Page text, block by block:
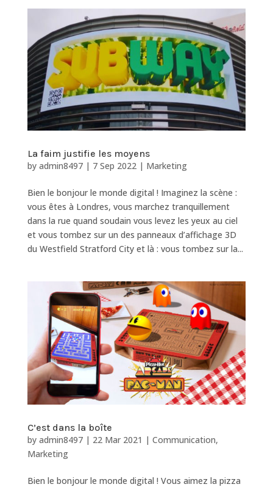
La faim justifie les moyens
by admin8497| 7 Sep 2022| Marketing
Bien le bonjour le monde digital ! Imaginez la scène :
vous êtes à Londres, vous marchez tranquillement
dans la rue quand soudain vous levez les yeux au ciel
et vous tombez sur un des panneaux d’affichage 3D
du Westfield Stratford City et là : vous tombez sur la...
C’est dans la boîte
by admin8497| 22 Mar 2021 | Communication,
Marketing
Bien le bonjour le monde digital ! Vous aimez la pizza